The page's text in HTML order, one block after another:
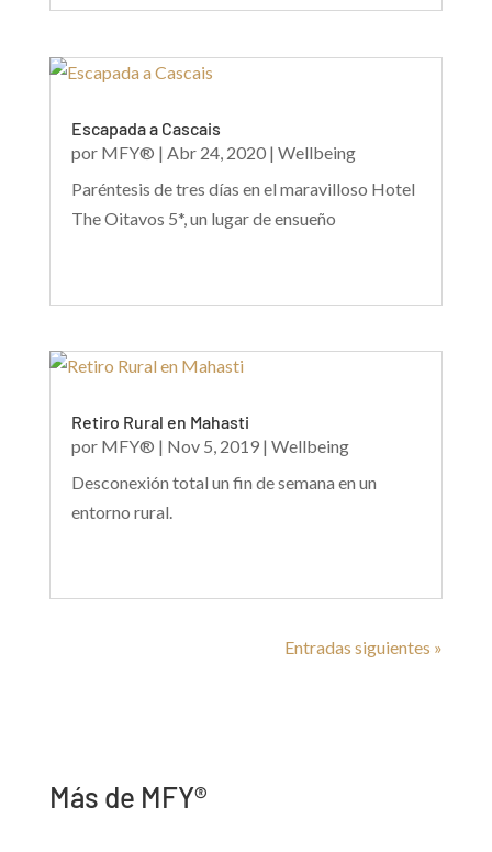
Escapada a Cascais
por MFY® | Abr 24, 2020| Wellbeing
Paréntesis de tres días en el maravilloso Hotel
The Oitavos 5*, un lugar de ensueño
Retiro Rural en Mahasti
por MFY® | Nov 5, 2019| Wellbeing
Desconexión total un fin de semana en un
entorno rural.
Entradas siguientes »
Más de MFY®